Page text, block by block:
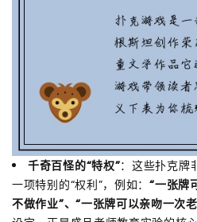
千奇百怪的“特权”：这些扑克牌
一项特别的“权利”，例如：“一张牌
不做作业”、“一张牌可以亲吻一次